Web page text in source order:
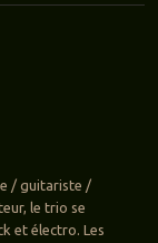
/ guitariste /
le trio se
et électro. Les